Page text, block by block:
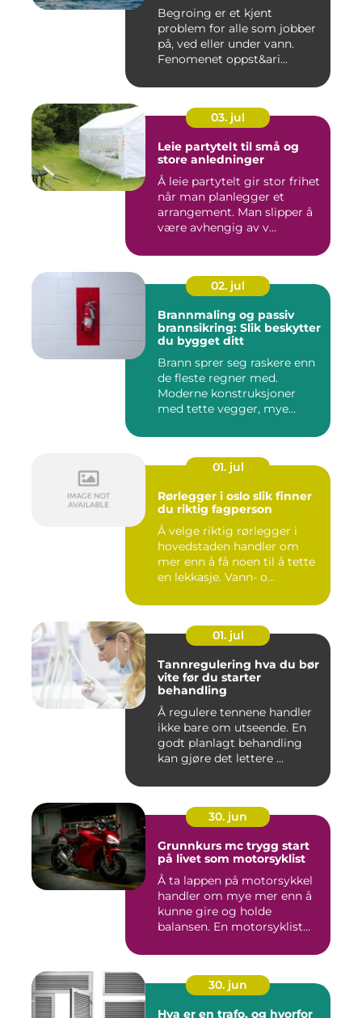
Begroing er et kjent
problem for alle som jobber
på, ved eller under vann.
Fenomenet oppst&ari...
03. jul
Leie partytelt til små og
store anledninger
Å leie partytelt gir stor frihet
når man planlegger et
arrangement. Man slipper å
være avhengig av v...
02. jul
Brannmaling og passiv
brannsikring: Slik beskytter
du bygget ditt
Brann sprer seg raskere enn
de fleste regner med.
Moderne konstruksjoner
med tette vegger, mye
01. jul
Rørlegger i oslo slik finner
du riktig fagperson
Å velge riktig rørlegger i
hovedstaden handler om
mer enn å få noen til å tette
en lekkasje. Vann- o...
01. jul
Tannregulering hva du bør
vite før du starter
behandling
Å regulere tennene handler
ikke bare om utseende. En
godt planlagt behandling
kan gjøre det lettere ...
30. jun
Grunnkurs mc trygg start
på livet som motorsyklist
Å ta lappen på motorsykkel
handler om mye mer enn å
kunne gire og holde
balansen. En motorsyklist
30. jun
Hva er en trafo, og hvorfor